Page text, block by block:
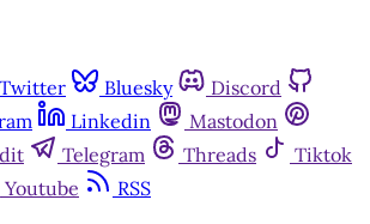
Twitter Bluesky
Discord
Linkedin
Mastodon
Telegram Threads
Tiktok
Youtube RSS